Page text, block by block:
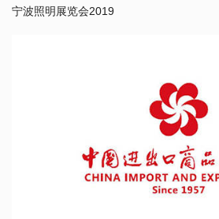
宁波照明展览会2019